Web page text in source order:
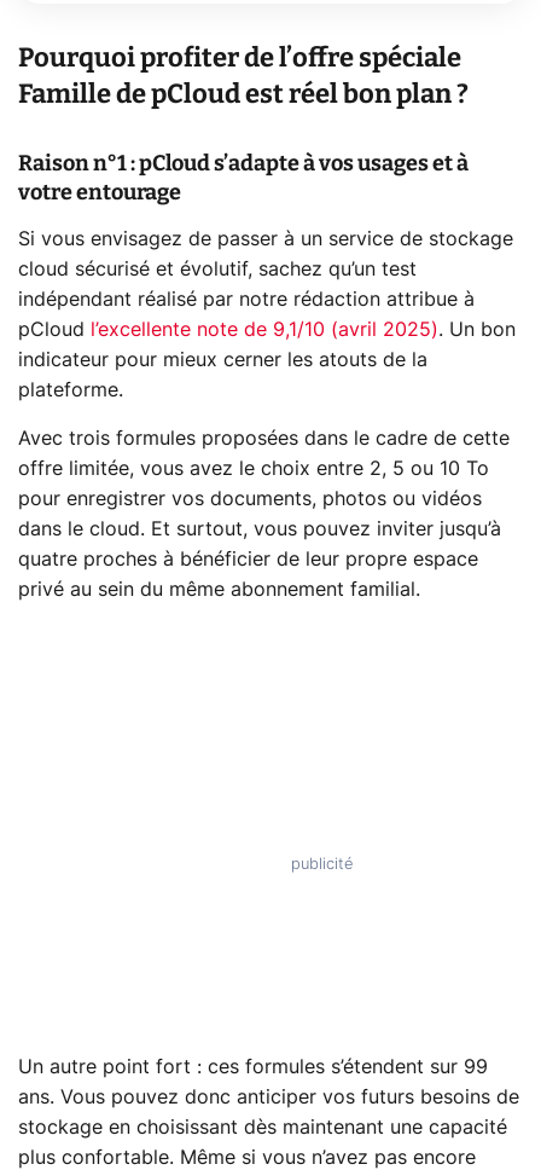
Pourquoi profiter de l’offre spéciale
Famille de pCloud est réel bon plan ?
Raison n°1 : pCloud s’adapte à vos usages et à
votre entourage
Si vous envisagez de passer à un service de stockage
cloud sécurisé et évolutif, sachez qu’un test
indépendant réalisé par notre rédaction attribue à
pCloud
l’excellente note de 9,1/10 (avril 2025). Un bon
indicateur pour mieux cerner les atouts de la
plateforme.
Avec trois formules proposées dans le cadre de cette
offre limitée, vous avez le choix entre 2, 5 ou 10 To
pour enregistrer vos documents, photos ou vidéos
dans le cloud. Et surtout, vous pouvez inviter jusqu’à
quatre proches à bénéficier de leur propre espace
privé au sein du même abonnement familial.
Un autre point fort : ces formules s’étendent sur 99
ans. Vous pouvez donc anticiper vos futurs besoins de
stockage en choisissant dès maintenant une capacité
plus confortable. Même si vous n’avez pas encore